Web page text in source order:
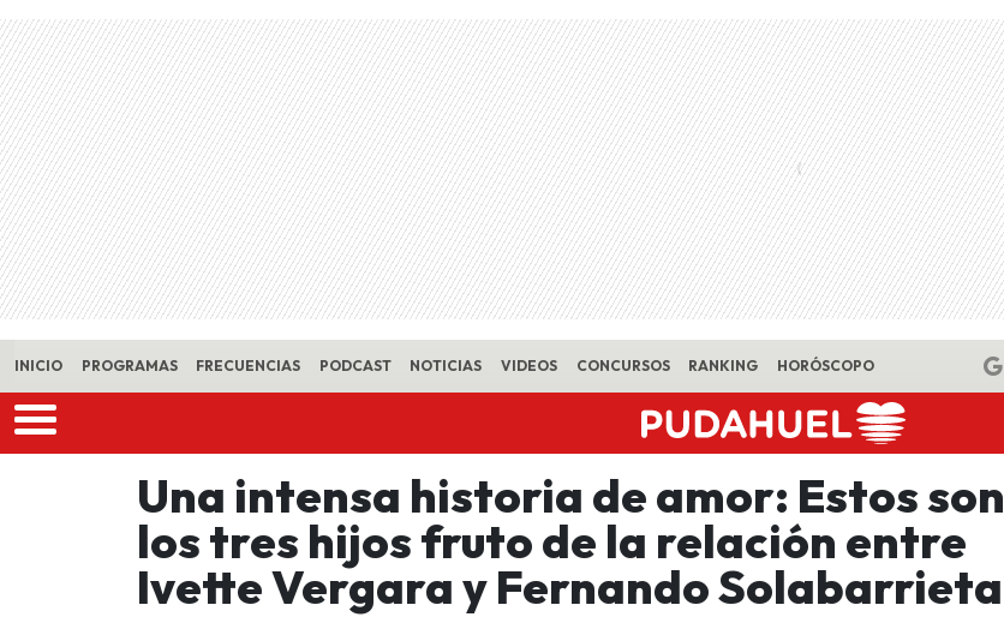
Skip to main content
INICIO PROGRAMAS FRECUENCIAS PODCAST NOTICIAS VIDEOS CONCURSOS RANKING HORÓSCOPO
Una intensa historia de amor: Estos son
los tres hijos fruto de la relación entre
Ivette Vergara y Fernando Solabarrieta